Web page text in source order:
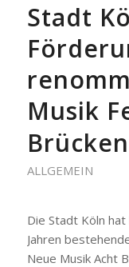
Stadt
Musik
Brücken
ALLGEMEIN
Die Stadt Köln
Jahren
Neue Musik Acht